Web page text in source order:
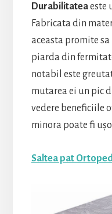
Durabilitateaeste
Fabricata din
aceasta promite
piarda din
notabil este
mutarea ei un pic
vedere beneficiile
minora poate fi
Saltea pat